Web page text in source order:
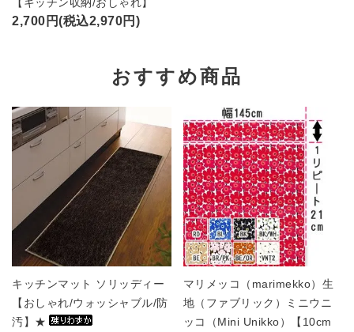
【キッチン収納/おしゃれ】
2,700円(税込2,970円)
おすすめ商品
キッチンマット ソリッディー
【おしゃれ/ウォッシャブル/防
汚】★
マリメッコ（marimekko）生
地（ファブリック）ミニウニ
ッコ（Mini Unikko）【10cm